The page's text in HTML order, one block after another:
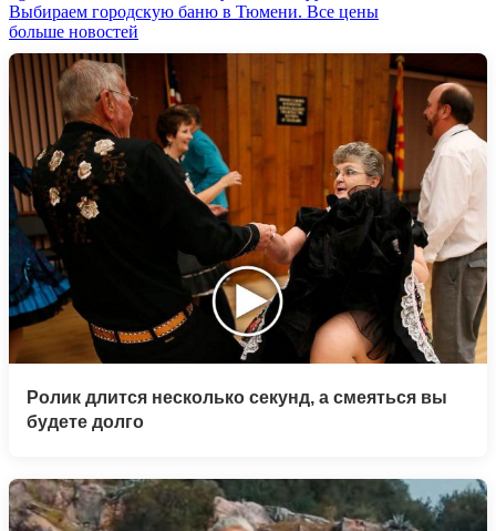
Выбираем городскую баню в Тюмени. Все цены
больше новостей
Ролик длится несколько секунд, а смеяться вы
будете долго